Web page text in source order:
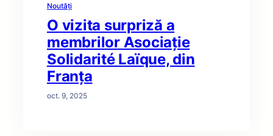
Noutăți
O vizita surpriză a
membrilor Asociație
Solidarité Laïque, din
Franța
oct. 9, 2025